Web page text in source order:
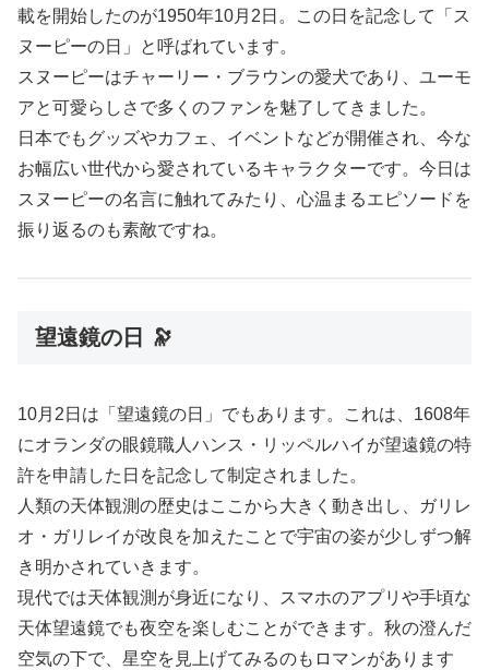
載を開始したのが1950年10月2日。この日を記念して「ス
ヌーピーの日」と呼ばれています。
スヌーピーはチャーリー・ブラウンの愛犬であり、ユーモ
アと可愛らしさで多くのファンを魅了してきました。
日本でもグッズやカフェ、イベントなどが開催され、今な
お幅広い世代から愛されているキャラクターです。今日は
スヌーピーの名言に触れてみたり、心温まるエピソードを
振り返るのも素敵ですね。
望遠鏡の日 🔭
10月2日は「望遠鏡の日」でもあります。これは、1608年
にオランダの眼鏡職人ハンス・リッペルハイが望遠鏡の特
許を申請した日を記念して制定されました。
人類の天体観測の歴史はここから大きく動き出し、ガリレ
オ・ガリレイが改良を加えたことで宇宙の姿が少しずつ解
き明かされていきます。
現代では天体観測が身近になり、スマホのアプリや手頃な
天体望遠鏡でも夜空を楽しむことができます。秋の澄んだ
空気の下で、星空を見上げてみるのもロマンがあります